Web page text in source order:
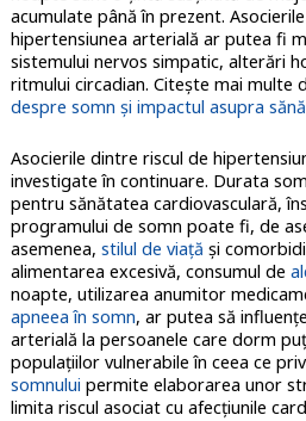
acumulate până în prezent.
hipertensiunea arterială ar putea fi
sistemului nervos simpatic, alterări
ritmului circadian. Citește mai multe
despre somn și impactul asupra
Asocierile dintre riscul de
investigate în continuare. Durata
pentru sănătatea cardiovasculară,
programului de somn poate fi, de
asemenea, stilul de viață și
alimentarea excesivă, consumul de
noapte, utilizarea anumitor
apneea în somn, ar putea să
arterială la persoanele care dorm
populaţiilor vulnerabile în ceea ce
somnului permite elaborarea unor
limita riscul asociat cu afecţiunile